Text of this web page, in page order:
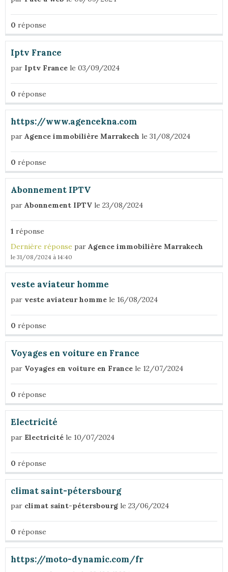
0 réponse
Iptv France
par Iptv France le 03/09/2024
0 réponse
https://www.agencekna.com
par Agence immobilière Marrakech le 31/08/2024
0 réponse
Abonnement IPTV
par Abonnement IPTV le 23/08/2024
1 réponse
Dernière réponse par Agence immobilière Marrakech
le 31/08/2024 à 14:40
veste aviateur homme
par veste aviateur homme le 16/08/2024
0 réponse
Voyages en voiture en France
par Voyages en voiture en France le 12/07/2024
0 réponse
Electricité
par Electricité le 10/07/2024
0 réponse
climat saint-pétersbourg
par climat saint-pétersbourg le 23/06/2024
0 réponse
https://moto-dynamic.com/fr